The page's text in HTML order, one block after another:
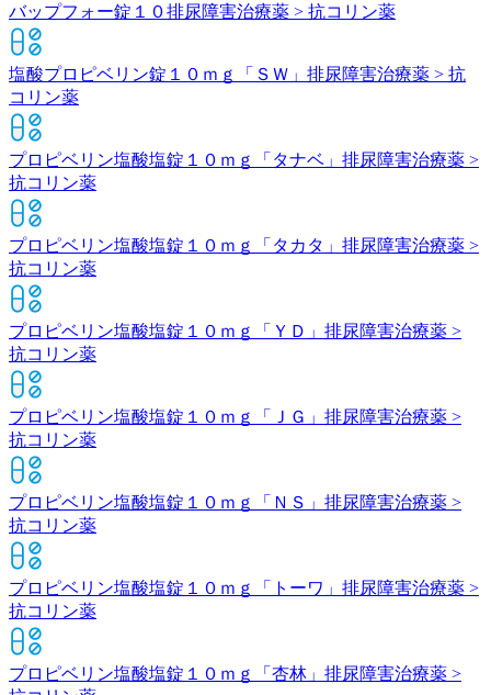
バップフォー錠１０排尿障害治療薬 > 抗コリン薬
塩酸プロピベリン錠１０ｍｇ「ＳＷ」 排尿障害治療薬 > 抗
コリン薬
プロピベリン塩酸塩錠１０ｍｇ「タナベ」 排尿障害治療薬 >
抗コリン薬
プロピベリン塩酸塩錠１０ｍｇ「タカタ」 排尿障害治療薬 >
抗コリン薬
プロピベリン塩酸塩錠１０ｍｇ「ＹＤ」 排尿障害治療薬 >
抗コリン薬
プロピベリン塩酸塩錠１０ｍｇ「ＪＧ」 排尿障害治療薬 >
抗コリン薬
プロピベリン塩酸塩錠１０ｍｇ「ＮＳ」 排尿障害治療薬 >
抗コリン薬
プロピベリン塩酸塩錠１０ｍｇ「トーワ」 排尿障害治療薬 >
抗コリン薬
プロピベリン塩酸塩錠１０ｍｇ「杏林」 排尿障害治療薬 >